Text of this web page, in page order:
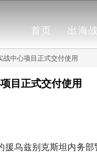
首页 出海
战中心项目正式交付使用
目正式交付使用
乌兹别克斯坦内务